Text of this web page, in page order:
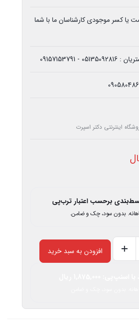
یا کسر موجودی کارشناسان ما با شما
09157153791
اینترنتی دکتر اسپرت
برحسب اعتبار ترب‌پی
+ افزودن به سبد خرید